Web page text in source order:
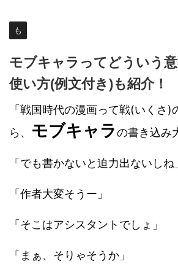
も
モブキャラってどういう
使い方(例文付き)も紹介！
「戦国時代の漫画って戦(いくさ)
ら、 モブキャラの書き込み
「でも書かないと迫力出ないしね
「作者大変そうー」
「そこはアシスタントでしょ」
「まぁ、そりゃそうか」